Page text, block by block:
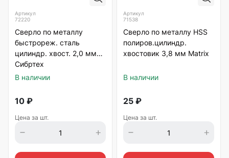
Артикул
72220
Сверло по металлу
быстрореж. сталь
цилиндр. хвост. 2,0 мм
Сибртех
В наличии
10 ₽
Цена за шт.
Артикул
71538
Сверло по металлу HSS
полиров.цилиндр.
хвостовик 3,8 мм Matrix
В наличии
25 ₽
Цена за шт.